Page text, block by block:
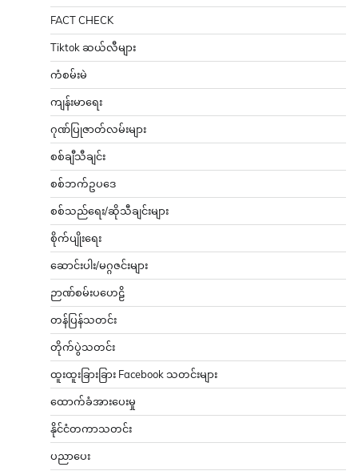
FACT CHECK
Tiktok ဆယ်လီများ
ကံစမ်းမဲ
ကျန်းမာရေး
ဂုဏ်ပြုဇာတ်လမ်းများ
စစ်ချီသီချင်း
စစ်ဘက်ဥပဒေ
စစ်သည်ရေး/ဆိုသီချင်းများ
စိုက်ပျိုးရေး
ဆောင်းပါး/မဂ္ဂဇင်းများ
ဉာဏ်စမ်းပဟေဠိ
တန်ပြန်သတင်း
တိုက်ပွဲသတင်း
ထူးထူးခြားခြား Facebook သတင်းများ
ထောက်ခံအားပေးမှု
နိုင်ငံတကာသတင်း
ပညာပေး